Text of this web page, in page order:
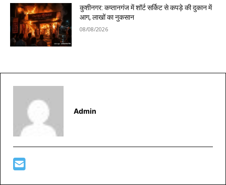
कुशीनगर: कप्तानगंज में शॉर्ट सर्किट से कपड़े की दुकान में
आग, लाखों का नुकसान
08/08/2026
Admin